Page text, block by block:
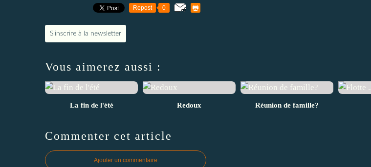
Repost 0
S'inscrire à la newsletter
Vous aimerez aussi :
La fin de l'été Redoux Réunion de famille?
Commenter cet article
Ajouter un commentaire